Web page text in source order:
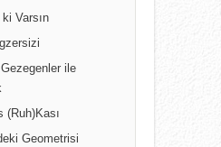
Varsın
ile
(Ruh)Kası
Geometrisi